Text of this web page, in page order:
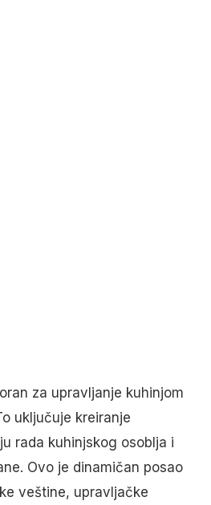
za upravljanje kuhinjom
uključuje kreiranje
rada kuhinjskog osoblja i
Ovo je dinamičan posao
veštine, upravljačke